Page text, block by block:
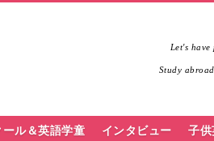
Let's
Study
ール＆英語学童 インタビュー 子供